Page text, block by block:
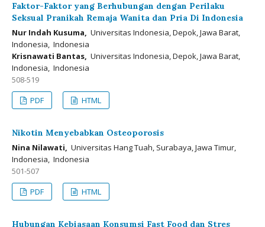
Faktor-Faktor yang Berhubungan dengan Perilaku
Seksual Pranikah Remaja Wanita dan Pria Di Indonesia
Nur Indah Kusuma, Universitas Indonesia, Depok, Jawa Barat,
Indonesia, Indonesia
Krisnawati Bantas, Universitas Indonesia, Depok, Jawa Barat,
Indonesia, Indonesia
508-519
PDF
HTML
Nikotin Menyebabkan Osteoporosis
Nina Nilawati, Universitas Hang Tuah, Surabaya, Jawa Timur,
Indonesia, Indonesia
501-507
PDF
HTML
Hubungan Kebiasaan Konsumsi Fast Food dan Stres